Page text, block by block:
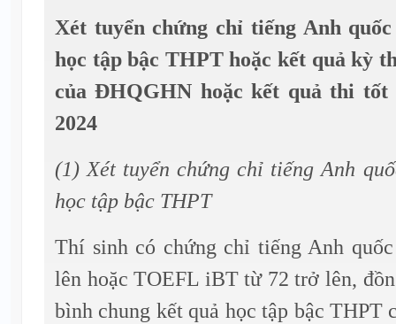
Xét tuyển chứng chỉ tiếng Anh
học tập bậc THPT hoặc kết quả kỳ
của ĐHQGHN hoặc kết quả thi tốt
2024
(1) Xét tuyển chứng chỉ tiếng Anh
học tập bậc THPT
Thí sinh có chứng chỉ tiếng Anh
lên hoặc TOEFL iBT từ 72 trở lên,
bình chung kết quả học tập bậc THPT